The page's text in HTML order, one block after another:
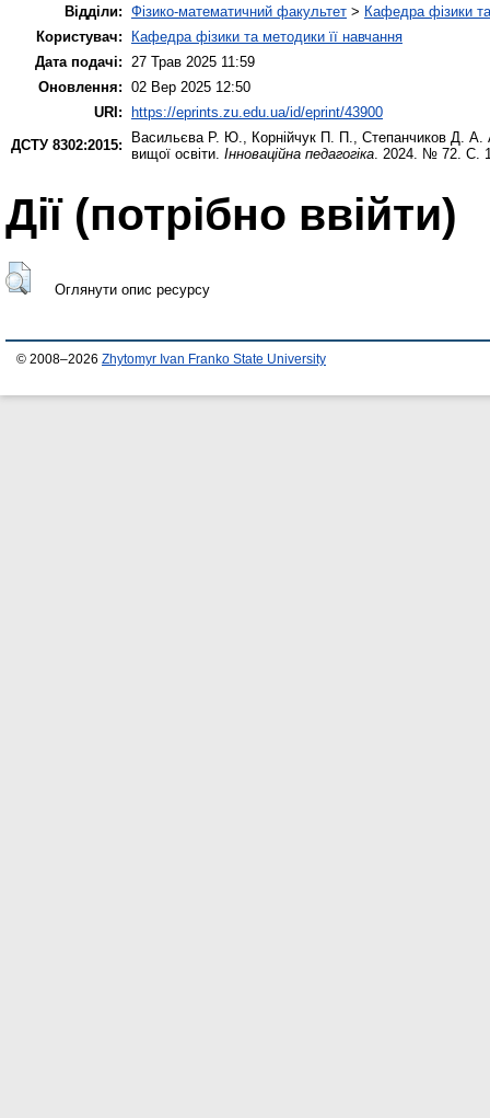
Відділи: Фізико-математичний факультет > Кафедра фізики
Користувач:
Кафедра фізики та методики її навчання
Дата подачі: 27 Трав 2025 11:59
Оновлення: 02 Вер 2025 12:50
URI:
https://eprints.zu.edu.ua/id/eprint/43900
ДСТУ 8302:2015:
Васильєва Р. Ю., Корнійчук П. П., Степанчиков Д. А.
вищої освіти. Інноваційна педагогіка. 2024. № 72. С.
Дії ​​(потрібно ввійти)
Оглянути опис ресурсу
© 2008–2026 Zhytomyr Ivan Franko State University